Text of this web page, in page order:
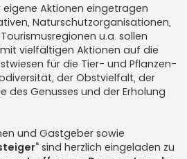
Aktionen eingetragen
Naturschutz­organisationen,
u.a. sollen
vielfältigen Aktionen auf die
für die Tier- und Pflanzen­
der Obst­vielfalt, der
des Genusses und der Erholung
und Gast­geber sowie
sind herzlich eingeladen zu